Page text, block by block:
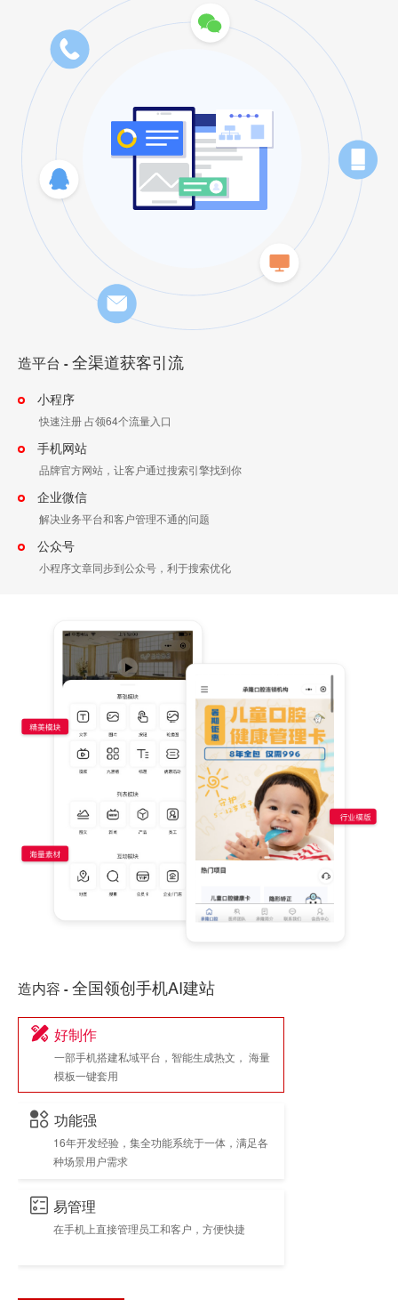
造平台 - 全渠道获客引流
小程序
快速注册 占领64个流量入口
手机网站
品牌官方网站，让客户通过搜索引擎找到你
企业微信
解决业务平台和客户管理不通的问题
公众号
小程序文章同步到公众号，利于搜索优化
造内容 - 全国领创手机AI建站
好制作
一部手机搭建私域平台，智能生成热文， 海量
模板一键套用
功能强
16年开发经验，集全功能系统于一体，满足各
种场景用户需求
易管理
在手机上直接管理员工和客户，方便快捷